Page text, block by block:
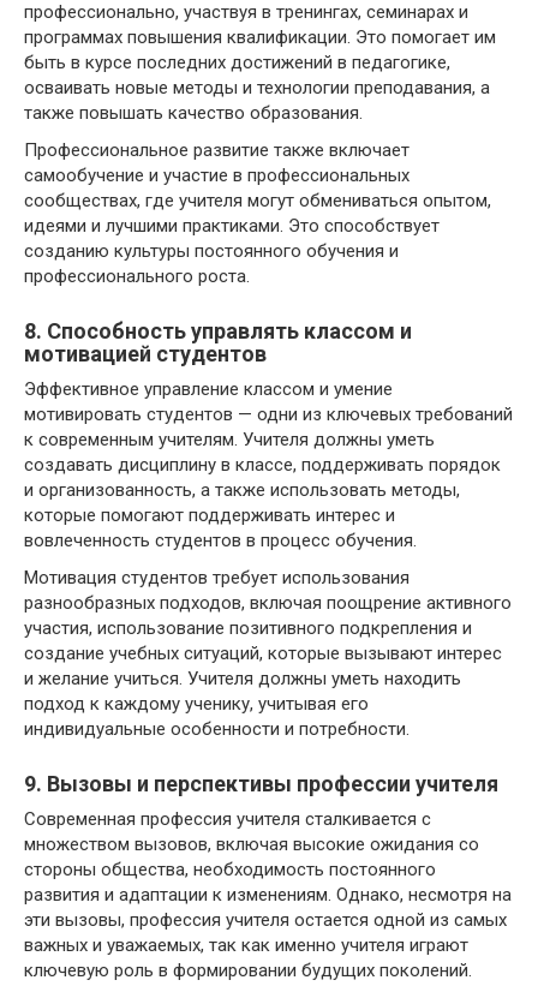
профессионально, участвуя в тренингах, семинарах и
программах повышения квалификации. Это помогает им
быть в курсе последних достижений в педагогике,
осваивать новые методы и технологии преподавания, а
также повышать качество образования.
Профессиональное развитие также включает
самообучение и участие в профессиональных
сообществах, где учителя могут обмениваться опытом,
идеями и лучшими практиками. Это способствует
созданию культуры постоянного обучения и
профессионального роста.
8. Способность управлять классом и
мотивацией студентов
Эффективное управление классом и умение
мотивировать студентов — одни из ключевых требований
к современным учителям. Учителя должны уметь
создавать дисциплину в классе, поддерживать порядок
и организованность, а также использовать методы,
которые помогают поддерживать интерес и
вовлеченность студентов в процесс обучения.
Мотивация студентов требует использования
разнообразных подходов, включая поощрение активного
участия, использование позитивного подкрепления и
создание учебных ситуаций, которые вызывают интерес
и желание учиться. Учителя должны уметь находить
подход к каждому ученику, учитывая его
индивидуальные особенности и потребности.
9. Вызовы и перспективы профессии учителя
Современная профессия учителя сталкивается с
множеством вызовов, включая высокие ожидания со
стороны общества, необходимость постоянного
развития и адаптации к изменениям. Однако, несмотря на
эти вызовы, профессия учителя остается одной из самых
важных и уважаемых, так как именно учителя играют
ключевую роль в формировании будущих поколений.